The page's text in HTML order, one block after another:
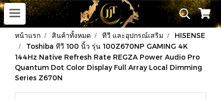
หน้าแรก สินค้าทั้งหมด ทีวี และอุปกรณ์เสริม
HISENSE
Toshiba ทีวี 100 นิ้ว รุ่น 100Z670NP GAMING 4K
144Hz Native Refresh Rate REGZA Power Audio Pro
Quantum Dot Color Display Full Array Local Dimming
Series Z670N